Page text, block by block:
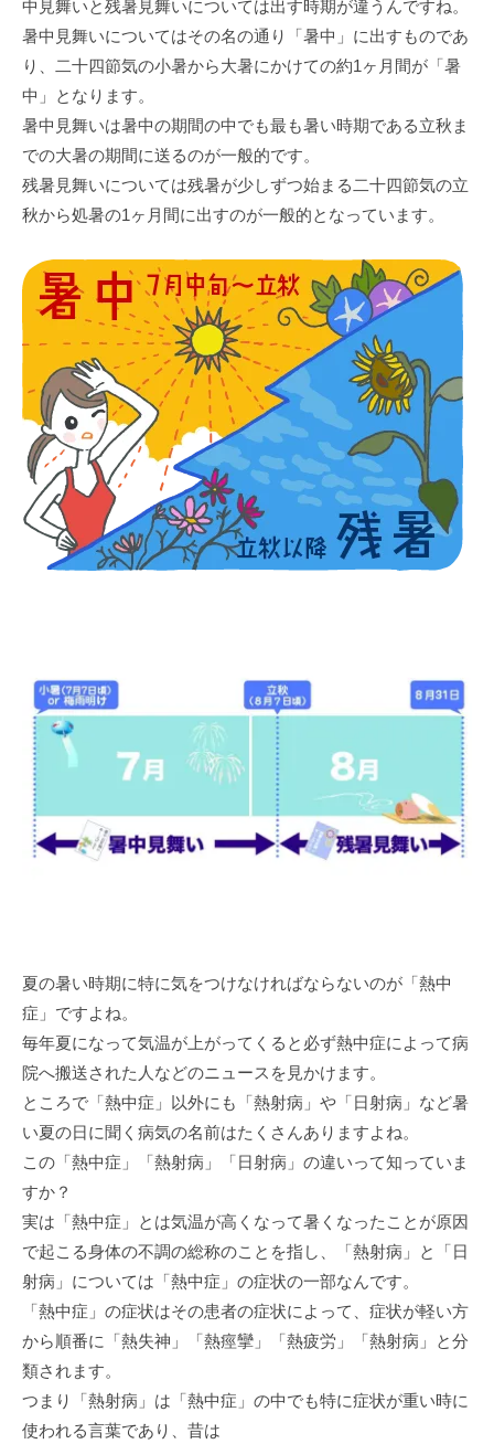
中見舞いと残暑見舞いについては出す時期が違うんですね。
暑中見舞いについてはその名の通り「暑中」に出すものであ
り、二十四節気の小暑から大暑にかけての約1ヶ月間が「暑
中」となります。
暑中見舞いは暑中の期間の中でも最も暑い時期である立秋ま
での大暑の期間に送るのが一般的です。
残暑見舞いについては残暑が少しずつ始まる二十四節気の立
秋から処暑の1ヶ月間に出すのが一般的となっています。
夏の暑い時期に特に気をつけなければならないのが「熱中
症」ですよね。
毎年夏になって気温が上がってくると必ず熱中症によって病
院へ搬送された人などのニュースを見かけます。
ところで「熱中症」以外にも「熱射病」や「日射病」など暑
い夏の日に聞く病気の名前はたくさんありますよね。
この「熱中症」「熱射病」「日射病」の違いって知っていま
すか？
実は「熱中症」とは気温が高くなって暑くなったことが原因
で起こる身体の不調の総称のことを指し、「熱射病」と「日
射病」については「熱中症」の症状の一部なんです。
「熱中症」の症状はその患者の症状によって、症状が軽い方
から順番に「熱失神」「熱痙攣」「熱疲労」「熱射病」と分
類されます。
つまり「熱射病」は「熱中症」の中でも特に症状が重い時に
使われる言葉であり、昔は